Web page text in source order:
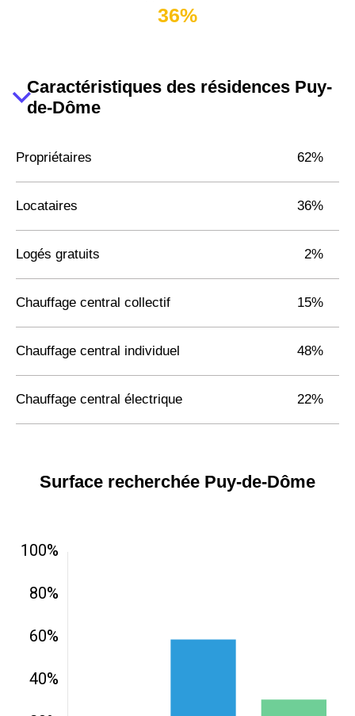
36%
Caractéristiques des résidences Puy-
de-Dôme
Propriétaires 62%
Locataires 36%
Logés gratuits 2%
Chauffage central collectif 15%
Chauffage central individuel 48%
Chauffage central électrique 22%
Surface recherchée Puy-de-Dôme